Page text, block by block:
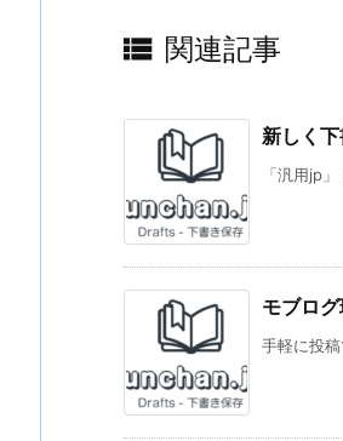
 関連記事
新しく
「汎用jp
モブロ
手軽に投